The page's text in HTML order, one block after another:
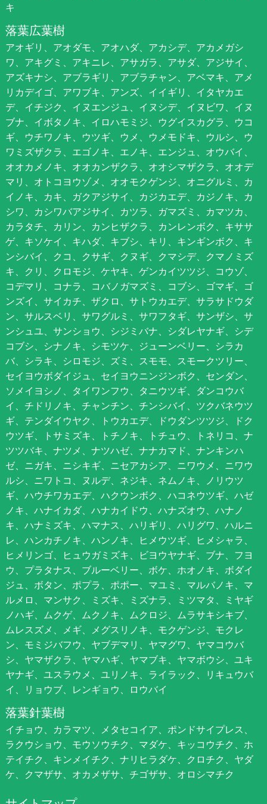
キ
落葉広葉樹
アオギリ、アオダモ、アオハダ、アカシデ、アカメガシ
ワ、アキグミ、アキニレ、アサガラ、アサダ、アジサイ、
アズキナシ、アブラギリ、アブラチャン、アベマキ、アメ
リカデイゴ、アワブキ、アンズ、イイギリ、イタヤカエ
デ、イチジク、イヌエンジュ、イヌシデ、イヌビワ、イヌ
ブナ、イボタノキ、イロハモミジ、ウグイスカグラ、ウコ
ギ、ウチワノキ、ウツギ、ウメ、ウメモドキ、ウルシ、ウ
ワミズザクラ、エゴノキ、エノキ、エンジュ、オウバイ、
オオカメノキ、オオカンザクラ、オオシマザクラ、オオデ
マリ、オトコヨウゾメ、オオモクゲンジ、オニグルミ、カ
イノキ、カキ、ガクアジサイ、カジカエデ、カジノキ、カ
シワ、カシワバアジサイ、カツラ、ガマズミ、カマツカ、
カラタチ、カリン、カンヒザクラ、カンレンボク、キササ
ゲ、キソケイ、キハダ、キブシ、キリ、キンギンボク、キ
ンシバイ、クコ、クサギ、クヌギ、クマシデ、クマノミズ
キ、クリ、クロモジ、ケヤキ、ゲンカイツツジ、コウゾ、
コデマリ、コナラ、コバノガマズミ、コブシ、ゴマギ、ゴ
ンズイ、サイカチ、ザクロ、サトウカエデ、サラサドウダ
ン、サルスベリ、サワグルミ、サワフタギ、サンザシ、サ
ンシュユ、サンショウ、シジミバナ、シダレヤナギ、シデ
コブシ、シナノキ、シモツケ、ジューンベリー、シラカ
バ、シラキ、シロモジ、ズミ、スモモ、スモークツリー、
セイヨウボダイジュ、セイヨウニンジンボク、センダン、
ソメイヨシノ、タイワンフウ、タニウツギ、ダンコウバ
イ、チドリノキ、チャンチン、チンシバイ、ツクバネウツ
ギ、テンダイウヤク、トウカエデ、ドウダンツツジ、ドク
ウツギ、トサミズキ、トチノキ、トチュウ、トネリコ、ナ
ツツバキ、ナツメ、ナツハゼ、ナナカマド、ナンキンハ
ゼ、ニガキ、ニシキギ、ニセアカシア、ニワウメ、ニワウ
ルシ、ニワトコ、ヌルデ、ネジキ、ネムノキ、ノリウツ
ギ、ハウチワカエデ、ハクウンボク、ハコネウツギ、ハゼ
ノキ、ハナイカダ、ハナカイドウ、ハナズオウ、ハナノ
キ、ハナミズキ、ハマナス、ハリギリ、ハリグワ、ハルニ
レ、ハンカチノキ、ハンノキ、ヒメウツギ、ヒメシャラ、
ヒメリンゴ、ヒュウガミズキ、ビヨウヤナギ、ブナ、フヨ
ウ、プラタナス、ブルーベリー、ボケ、ホオノキ、ボダイ
ジュ、ボタン、ポプラ、ポポー、マユミ、マルバノキ、マ
ルメロ、マンサク、ミズキ、ミズナラ、ミツマタ、ミヤギ
ノハギ、ムクゲ、ムクノキ、ムクロジ、ムラサキシキブ、
ムレスズメ、メギ、メグスリノキ、モクゲンジ、モクレ
ン、モミジバフウ、ヤブデマリ、ヤマグワ、ヤマコウバ
シ、ヤマザクラ、ヤマハギ、ヤマブキ、ヤマボウシ、ユキ
ヤナギ、ユスラウメ、ユリノキ、ライラック、リキュウバ
イ、リョウブ、レンギョウ、ロウバイ
落葉針葉樹
イチョウ、カラマツ、メタセコイア、ポンドサイプレス、
ラクウショウ、モウソウチク、マダケ、キッコウチク、ホ
テイチク、キンメイチク、ナリヒラダケ、クロチク、ヤダ
ケ、クマザサ、オカメザサ、チゴザサ、オロシマチク